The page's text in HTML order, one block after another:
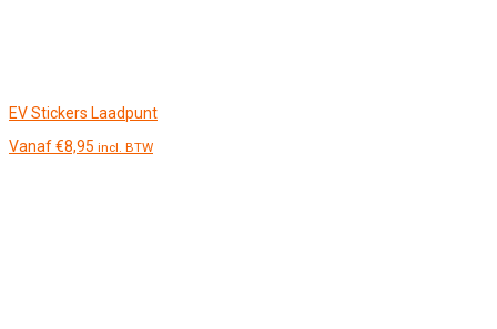
EV Stickers Laadpunt
Vanaf€8,95 incl. BTW